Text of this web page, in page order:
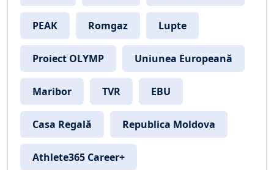
PEAK Romgaz Lupte
Proiect OLYMP Uniunea Europeană
Maribor TVR EBU
Casa Regală Republica Moldova
Athlete365 Career+